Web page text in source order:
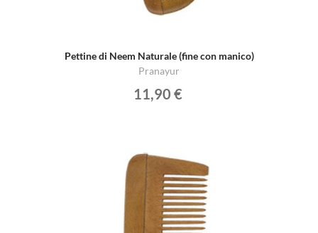
Pettine di Neem Naturale (fine con manico)
Pranayur
11,90 €